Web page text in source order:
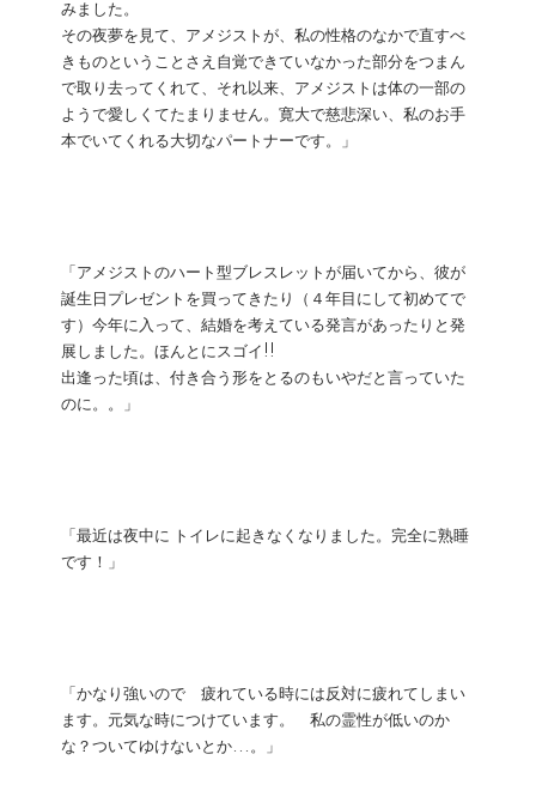
みました。
その夜夢を見て、アメジストが、私の性格のなかで直すべ
きものということさえ自覚できていなかった部分をつまん
で取り去ってくれて、それ以来、アメジストは体の一部の
ようで愛しくてたまりません。寛大で慈悲深い、私のお手
本でいてくれる大切なパートナーです。」
「アメジストのハート型ブレスレットが届いてから、彼が
誕生日プレゼントを買ってきたり（４年目にして初めてで
す）今年に入って、結婚を考えている発言があったりと発
展しました。ほんとにスゴイ!!
出逢った頃は、付き合う形をとるのもいやだと言っていた
のに。。」
「最近は夜中に トイレに起きなくなりました。完全に熟睡
です！」
「かなり強いので 疲れている時には反対に疲れてしまい
ます。元気な時につけています。 私の霊性が低いのか
な？ついてゆけないとか...。」